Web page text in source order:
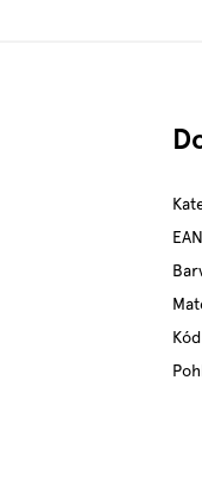
EAN